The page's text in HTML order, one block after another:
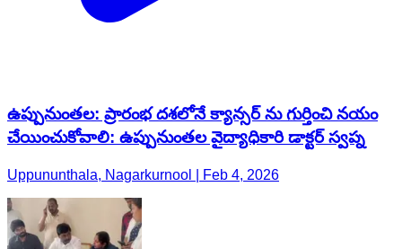
ఉప్పునుంతల: ప్రారంభ దశలోనే క్యాన్సర్ ను గుర్తించి నయం
చేయించుకోవాలి: ఉప్పునుంతల వైద్యాధికారి డాక్టర్ స్వప్న
Uppununthala, Nagarkurnool | Feb 4, 2026